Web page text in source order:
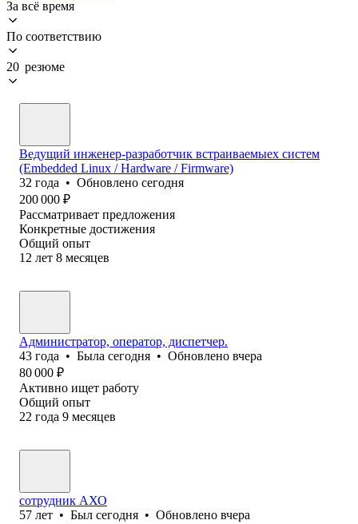
За всё время
По соответствию
20 резюме
Ведущий инженер-разработчик встраиваемыех систем
(Embedded Linux / Hardware / Firmware)
32 года • Обновлено сегодня
200 000 ₽
Рассматривает предложения
Конкретные достижения
Общий опыт
12 лет 8 месяцев
Администратор, оператор, диспетчер.
43 года • Была сегодня • Обновлено вчера
80 000 ₽
Активно ищет работу
Общий опыт
22 года 9 месяцев
сотрудник АХО
57 лет • Был сегодня • Обновлено вчера